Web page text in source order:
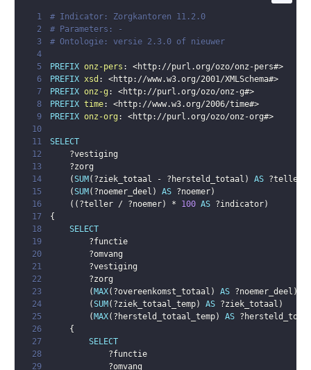
1
# Indicator: Zorgkantoren 11.2.0
2
# Parameters: -
3
# Ontologie: versie 2.3.0 of nieuwer
4
5
PREFIX onz-pers : <http://purl.org/ozo/onz-pers#>
6
PREFIX xsd : <http://www.w3.org/2001/XMLSchema#>
7
PREFIX onz-g : <http://purl.org/ozo/onz-g#>
8
PREFIX time: <http://www.w3.org/2006/time#>
9
PREFIX onz-org : <http://purl.org/ozo/onz-org#>
10
11
SELECT
12
?vestiging
13
?zorg
14
(SUM ( ?ziek_totaal - ?hersteld_totaal ) AS ?teller
15
(SUM ( ?noemer_deel ) AS ?noemer)
16
( ( ?teller / ?noemer) * 100 AS ?indicator)
17
{
18
SELECT
19
?functie
20
?omvang
21
?vestiging
22
?zorg
23
( MAX( ?overeenkomst_totaal ) AS ?noemer_deel )
24
(SUM ( ?ziek_totaal_temp) AS ?ziek_totaal )
25
( MAX( ?hersteld_totaal_temp) AS
26
{
27
SELECT
28
?functie
29
?omvang